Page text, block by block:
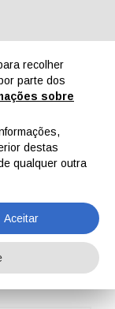
DE ES PT
recolher
parte dos
sobre
destas
qualquer outra
Aceitar